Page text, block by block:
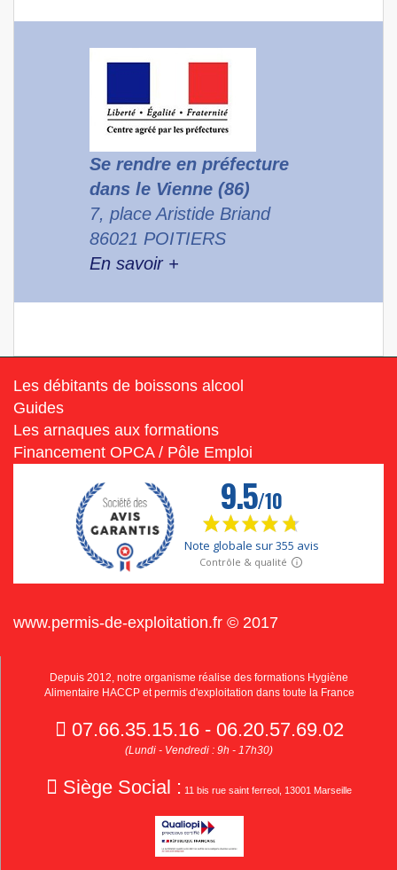
Se rendre en préfecture
dans le Vienne (86)
7, place Aristide Briand
86021 POITIERS
En savoir +
Les débitants de boissons alcool
Guides
Les arnaques aux formations
Financement OPCA / Pôle Emploi
www.permis-de-exploitation.fr © 2017
Depuis 2012, notre organisme réalise des formations Hygiène
Alimentaire HACCP et permis d'exploitation dans toute la France
07.66.35.15.16 - 06.20.57.69.02
(Lundi - Vendredi : 9h - 17h30)
Siège Social : 11 bis rue saint ferreol, 13001 Marseille